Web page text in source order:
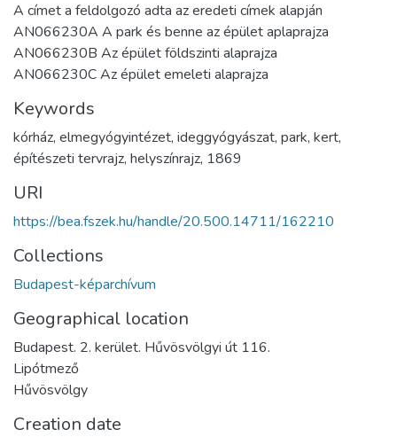
A címet a feldolgozó adta az eredeti címek alapján
AN066230A A park és benne az épület aplaprajza
AN066230B Az épület földszinti alaprajza
AN066230C Az épület emeleti alaprajza
Keywords
kórház, elmegyógyintézet, ideggyógyászat, park, kert,
építészeti tervrajz, helyszínrajz, 1869
URI
https://bea.fszek.hu/handle/20.500.14711/162210
Collections
Budapest-képarchívum
Geographical location
Budapest. 2. kerület. Hűvösvölgyi út 116.
Lipótmező
Hűvösvölgy
Creation date